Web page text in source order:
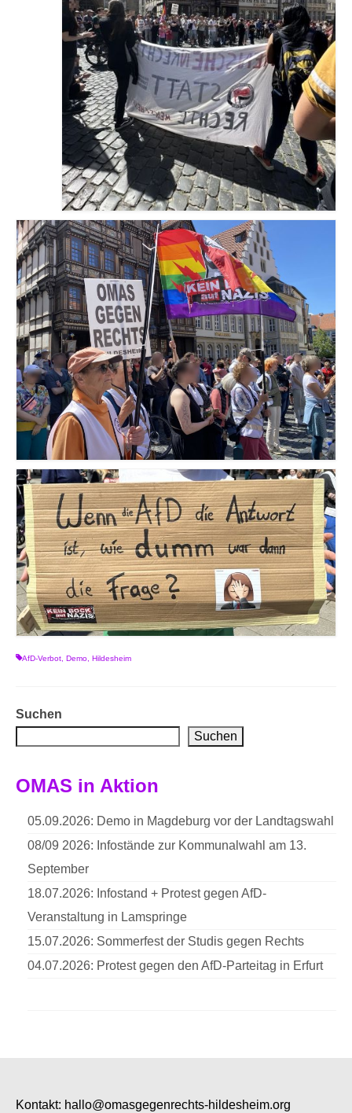
AfD-Verbot Demo Hildesheim
Suchen
Suchen
OMAS in Aktion
05.09.2026: Demo in Magdeburg vor der Landtagswahl
08/09 2026: Infostände zur Kommunalwahl am 13.
September
18.07.2026: Infostand + Protest gegen AfD-
Veranstaltung in Lamspringe
15.07.2026: Sommerfest der Studis gegen Rechts
04.07.2026: Protest gegen den AfD-Parteitag in Erfurt
Kontakt: hallo@omasgegenrechts-hildesheim.org